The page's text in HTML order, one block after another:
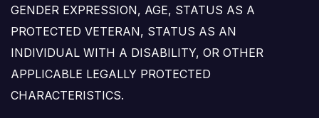
GENDER EXPRESSION, AGE, STATUS AS A
PROTECTED VETERAN, STATUS AS AN
INDIVIDUAL WITH A DISABILITY, OR OTHER
APPLICABLE LEGALLY PROTECTED
CHARACTERISTICS.